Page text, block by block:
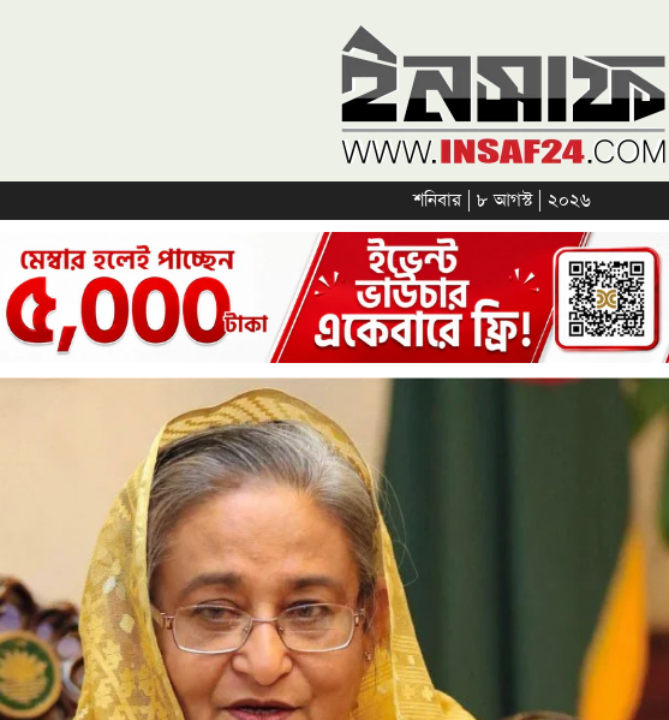
শনিবার | ৮ আগস্ট | ২০২৬